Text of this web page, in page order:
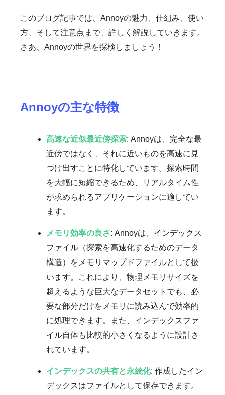
このブログ記事では、Annoyの魅力、仕組み、使い
方、そして注意点まで、詳しく解説していきます。
さあ、Annoyの世界を探検しましょう！
Annoyの主な特徴
高速な近似最近傍探索: Annoyは、完全な最
近傍ではなく、それに近いものを高速に見
つけ出すことに特化しています。探索時間
を大幅に短縮できるため、リアルタイム性
が求められるアプリケーションに適してい
ます。
メモリ効率の良さ: Annoyは、インデックス
ファイル（探索を高速化するためのデータ
構造）をメモリマップドファイルとして扱
います。これにより、物理メモリサイズを
超えるような巨大なデータセットでも、必
要な部分だけをメモリに読み込んで効率的
に処理できます。また、インデックスファ
イル自体も比較的小さくなるように設計さ
れています。
インデックスの共有と永続化: 作成したイン
デックスはファイルとして保存できます。